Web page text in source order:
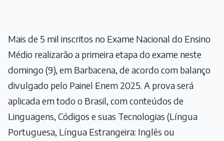
Mais de 5 mil inscritos no Exame Nacional do Ensino
Médio realizarão a primeira etapa do exame neste
domingo (9), em Barbacena, de acordo com balanço
divulgado pelo Painel Enem 2025. A prova será
aplicada em todo o Brasil, com conteúdos de
Linguagens, Códigos e suas Tecnologias (Língua
Portuguesa, Língua Estrangeira: Inglês ou